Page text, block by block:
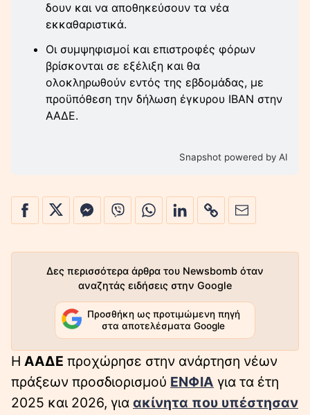
δουν και να αποθηκεύσουν τα νέα
εκκαθαριστικά.
Οι συμψηφισμοί και επιστροφές φόρων
βρίσκονται σε εξέλιξη και θα
ολοκληρωθούν εντός της εβδομάδας, με
προϋπόθεση την δήλωση έγκυρου ΙΒΑΝ στην
ΑΑΔΕ.
Snapshot powered by AI
Δες περισσότερα άρθρα του Newsbomb όταν
αναζητάς ειδήσεις στην Google
Προσθήκη ως προτιμώμενη πηγή
στα αποτελέσματα Google
Η ΑΑΔΕ προχώρησε στην ανάρτηση νέων
πράξεων προσδιορισμού ΕΝΦΙΑ για τα έτη
2025 και 2026, για ακίνητα που υπέστησαν